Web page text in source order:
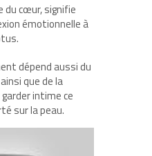
du cœur, signifie
émotionnelle à
dépend aussi du
que de la
intime ce
sur la peau.